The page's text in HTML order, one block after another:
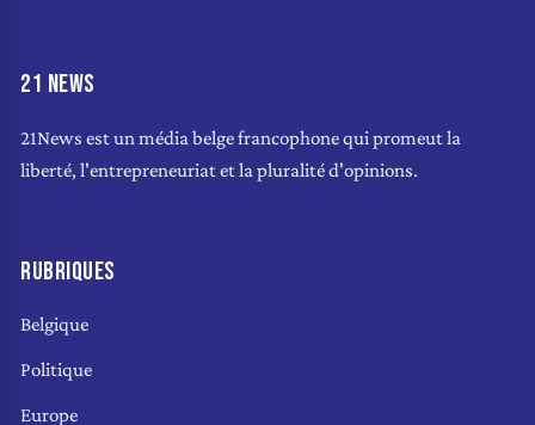
21 NEWS
21News est un média belge francophone qui promeut la
liberté, l'entrepreneuriat et la pluralité d'opinions.
RUBRIQUES
Belgique
Politique
Europe